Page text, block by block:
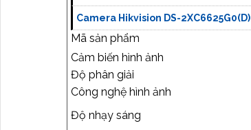
Camera Hikvision DS-2XC6625G0(D)
Mã sản phẩm
Cảm biến hình ảnh
Độ phân giải
Công nghệ hình ảnh
Độ nhạy sáng